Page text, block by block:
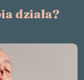
działa?